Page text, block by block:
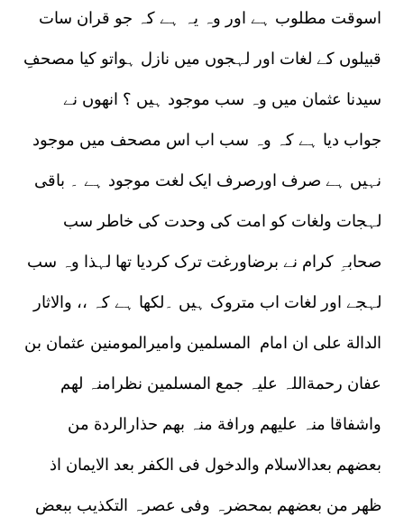
اسوقت مطلوب ہے اور وہ یہ ہے کہ جو قران سات
قبیلوں کے لغات اور لہجوں میں نازل ہواتو کیا مصحفِ
سیدنا عثمان میں وہ سب موجود ہیں ؟ انھوں نے
جواب دیا ہے کہ وہ سب اب اس مصحف میں موجود
نہیں ہے صرف اورصرف ایک لغت موجود ہے ۔ باقی
لہجات ولغات کو امت کی وحدت کی خاطر سب
صحابہِ کرام نے برضاورغت ترک کردیا تھا لہذا وہ سب
لہجے اور لغات اب متروک ہیں ۔لکھا ہے کہ ،، والاثار
الدالة علی ان امام المسلمین وامیرالمومنین عثمان بن
عفان رحمةاللہ علیہ جمع المسلمین نظرامنہ لھم
واشفاقا منہ علیھم ورافة منہ بھم حذارالردة من
بعضھم بعدالاسلام والدخول فی الکفر بعد الایمان اذ
ظھر من بعضھم بمحضرہ وفی عصرہ التکذیب ببعض